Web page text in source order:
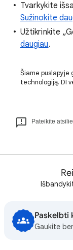
Tvarkykite
Sužinokite
Užtikrinkite
daugiau.
Šiame puslapyje
technologiją. DI
Pateikite
Paskelbti
Gaukite